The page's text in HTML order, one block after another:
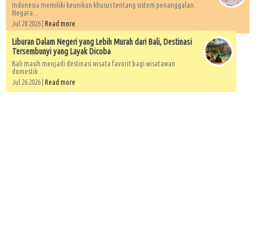
Indonesia memiliki keunikan khusus tentang sistem penanggalan.
Negara...
Jul 28 2026 | Read more
Liburan Dalam Negeri yang Lebih Murah dari Bali, Destinasi
Tersembunyi yang Layak Dicoba
Bali masih menjadi destinasi wisata favorit bagi wisatawan
domestik...
Jul 26 2026 | Read more